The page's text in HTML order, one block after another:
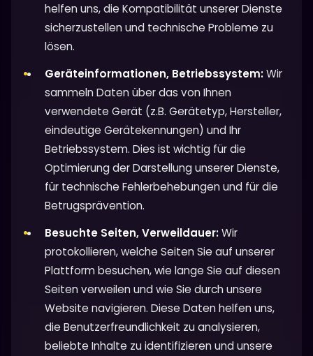
helfen uns, die Kompatibilität unserer Dienste
sicherzustellen und technische Probleme zu
lösen.
Geräteinformationen, Betriebssystem:Wir
sammeln Daten über das von Ihnen
verwendete Gerät (z.B. Gerätetyp, Hersteller,
eindeutige Gerätekennungen) und Ihr
Betriebssystem. Dies ist wichtig für die
Optimierung der Darstellung unserer Dienste,
für technische Fehlerbehebungen und für die
Betrugsprävention.
Besuchte Seiten, Verweildauer:Wir
protokollieren, welche Seiten Sie auf unserer
Plattform besuchen, wie lange Sie auf diesen
Seiten verweilen und wie Sie durch unsere
Website navigieren. Diese Daten helfen uns,
die Benutzerfreundlichkeit zu analysieren,
beliebte Inhalte zu identifizieren und unsere